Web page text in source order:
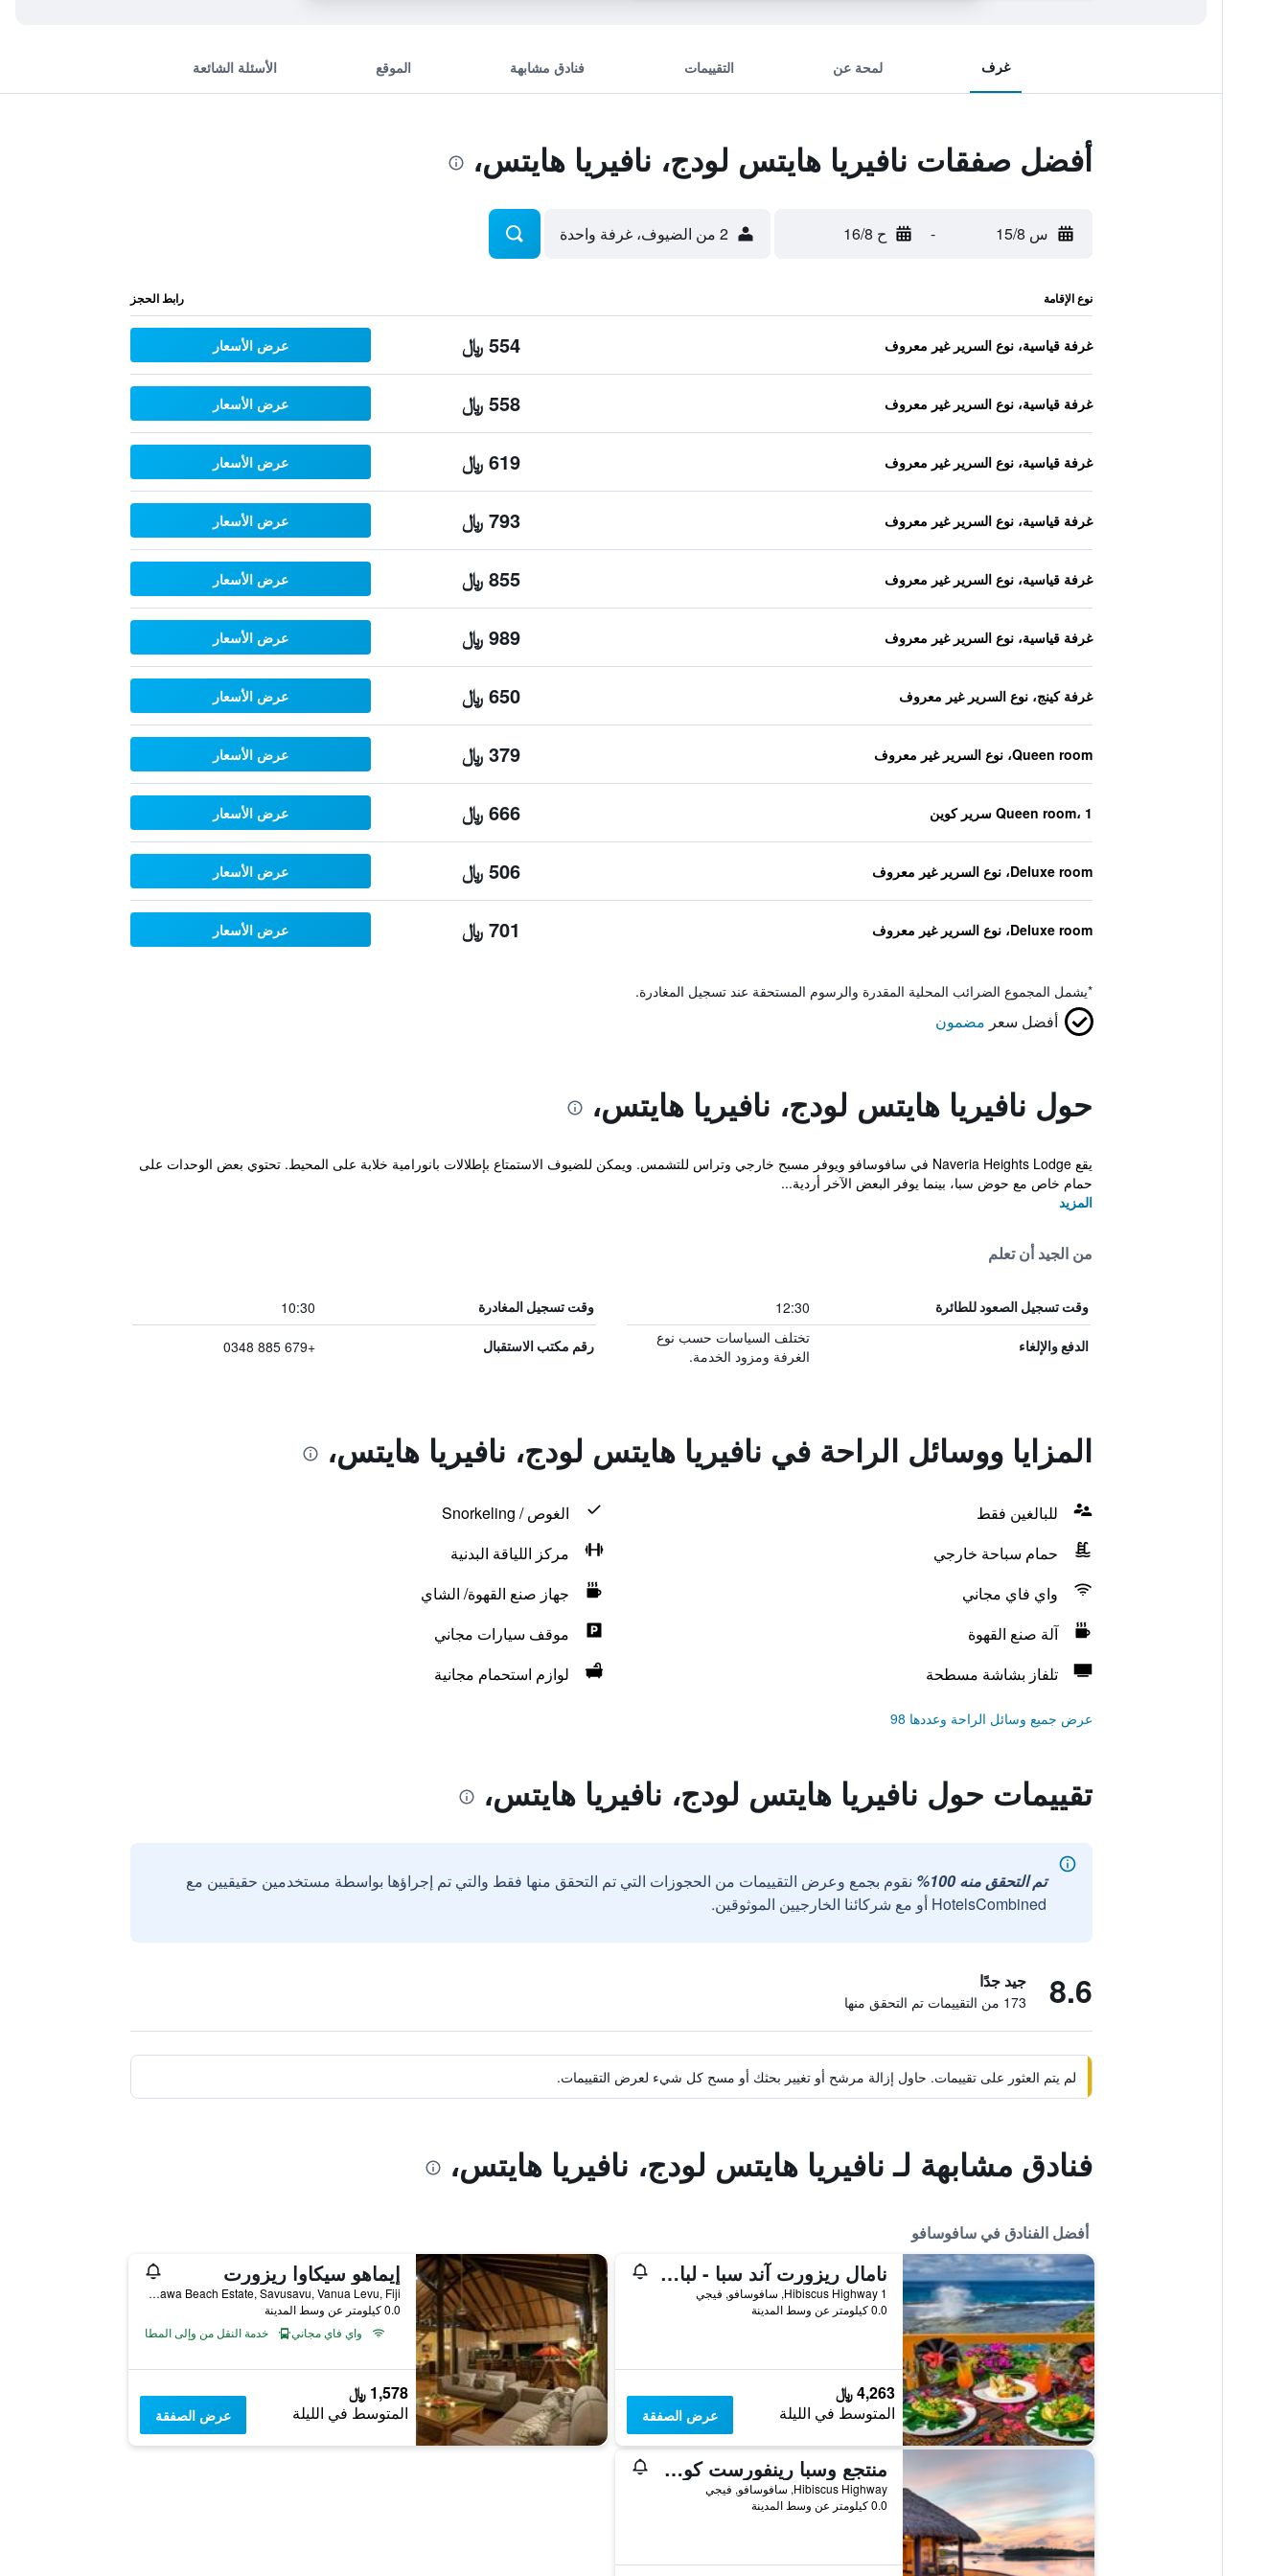
غرف لمحة عن التقييمات فنادق مشابهة الموقع الأسئلة الشائعة
أفضل صفقات نافيريا هايتس لودج، نافيريا هايتس،
س 15/8 - ح 16/8 2 من الضيوف، غرفة واحدة
نوع الإقامة رابط الحجز
غرفة قياسية، نوع السرير غير معروف 554 ﷼ عرض الأسعار
غرفة قياسية، نوع السرير غير معروف 558 ﷼ عرض الأسعار
غرفة قياسية، نوع السرير غير معروف 619 ﷼ عرض الأسعار
غرفة قياسية، نوع السرير غير معروف 793 ﷼ عرض الأسعار
غرفة قياسية، نوع السرير غير معروف 855 ﷼ عرض الأسعار
غرفة قياسية، نوع السرير غير معروف 989 ﷼ عرض الأسعار
غرفة كينج، نوع السرير غير معروف 650 ﷼ عرض الأسعار
Queen room، نوع السرير غير معروف 379 ﷼ عرض الأسعار
Queen room، 1 سرير كوين 666 ﷼ عرض الأسعار
Deluxe room، نوع السرير غير معروف 506 ﷼ عرض الأسعار
Deluxe room، نوع السرير غير معروف 701 ﷼ عرض الأسعار
*يشمل المجموع الضرائب المحلية المقدرة والرسوم المستحقة عند تسجيل المغادرة.
أفضل سعر مضمون
حول نافيريا هايتس لودج، نافيريا هايتس،
يقع Naveria Heights Lodge في سافوسافو ويوفر مسبح خارجي وتراس للتشمس. ويمكن للضيوف الاستمتاع بإطلالات بانورامية خلابة على المحيط. تحتوي بعض الوحدات على
حمام خاص مع حوض سبا، بينما يوفر البعض الآخر أردية...
المزيد
من الجيد أن تعلم
وقت تسجيل الصعود للطائرة 12:30 وقت تسجيل المغادرة 10:30
الدفع والإلغاء
تختلف السياسات حسب نوع
الغرفة ومزود الخدمة.
رقم مكتب الاستقبال +679 885 0348
المزايا ووسائل الراحة في نافيريا هايتس لودج، نافيريا هايتس،
للبالغين فقط
الغوص / Snorkeling
حمام سباحة خارجي
مركز اللياقة البدنية
واي فاي مجاني
جهاز صنع القهوة/ الشاي
آلة صنع القهوة
موقف سيارات مجاني
تلفاز بشاشة مسطحة
لوازم استحمام مجانية
عرض جميع وسائل الراحة وعددها 98
تقييمات حول نافيريا هايتس لودج، نافيريا هايتس،
تم التحقق منه 100%
نقوم بجمع وعرض التقييمات من الحجوزات التي تم التحقق منها فقط والتي تم إجراؤها بواسطة مستخدمين حقيقيين مع
HotelsCombined أو مع شركائنا الخارجيين الموثوقين.
8.6 جيد جدًا
173 من التقييمات تم التحقق منها
لم يتم العثور على تقييمات. حاول إزالة مرشح أو تغيير بحثك أو مسح كل شيء لعرض التقييمات.
فنادق مشابهة لـ نافيريا هايتس لودج، نافيريا هايتس،
أفضل الفنادق في سافوسافو
نامال ريزورت آند سبا - لبالغين فقط
1 Hibiscus Highway, سافوسافو, فيجي
0.0 كيلومتر عن وسط المدينة
4,263 ﷼
المتوسط في الليلة عرض الصفقة
إيماهو سيكاوا ريزورت
Lot 4, Sekawa Beach Estate, Savusavu, Vanua Levu, Fiji, سافوسافو, فيجي
0.0 كيلومتر عن وسط المدينة
واي فاي مجاني
خدمة النقل من وإلى المطار
1,578 ﷼
المتوسط في الليلة عرض الصفقة
منتجع وسبا رينفورست كورو صن
Hibiscus Highway, سافوسافو, فيجي
0.0 كيلومتر عن وسط المدينة